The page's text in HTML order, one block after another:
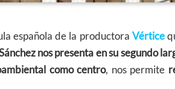
española de la productoraVértice
nos presenta en su segundo
como centro, nos permite